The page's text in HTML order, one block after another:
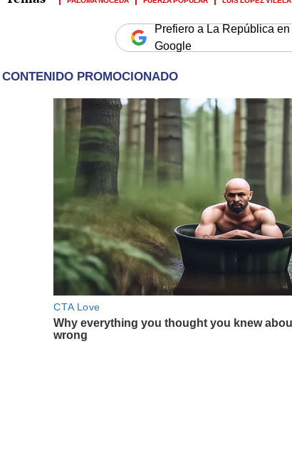
Prefiero a La República en
Google